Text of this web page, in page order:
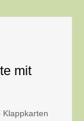
mit
Klappkarten